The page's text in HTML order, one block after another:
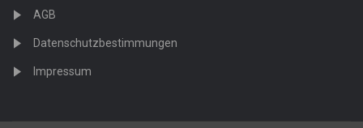
AGB
Datenschutzbestimmungen
Impressum